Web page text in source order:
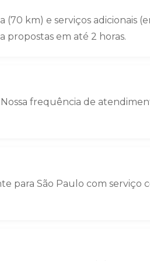
km) e serviços adicionais
propostas em até 2 horas.
frequência de
para São Paulo com